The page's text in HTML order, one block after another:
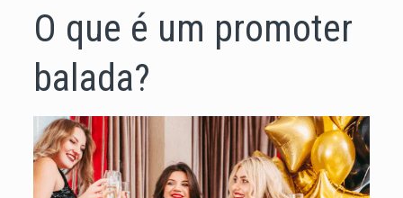
O que é um promoter
balada?